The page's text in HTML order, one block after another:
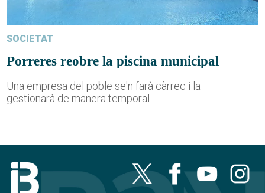
SOCIETAT
Porreres reobre la piscina municipal
Una empresa del poble se'n farà càrrec i la
gestionarà de manera temporal